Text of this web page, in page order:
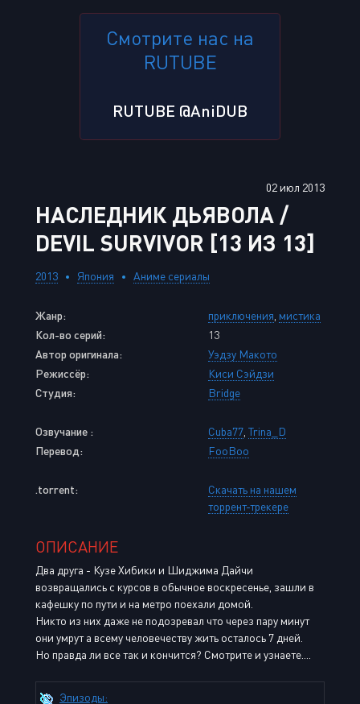
Смотрите нас на
RUTUBE
RUTUBE @AniDUB
02 июл 2013
НАСЛЕДНИК ДЬЯВОЛА /
DEVIL SURVIVOR [13 ИЗ 13]
2013 Япония Аниме сериалы
Жанр: приключения мистика
Кол-во серий:
13
Автор оригинала:
Уэдзу Макото
Режиссёр:
Киси Сэйдзи
Студия:
Bridge
Озвучание : Cuba77 Trina_D
Перевод:
FooBoo
.torrent:
Скачать на нашем
торрент-трекере
ОПИСАНИЕ
Два друга - Кузе Хибики и Шиджима Дайчи
возвращались с курсов в обычное воскресенье, зашли в
кафешку по пути и на метро поехали домой.
Никто из них даже не подозревал что через пару минут
они умрут а всему человечеству жить осталось 7 дней.
Но правда ли все так и кончится? Смотрите и узнаете....
Эпизоды: